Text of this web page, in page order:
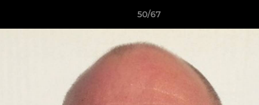
50/67